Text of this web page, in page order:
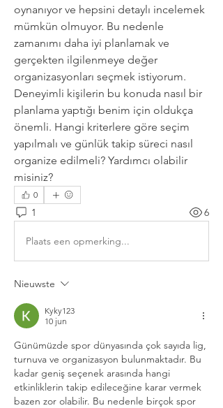
oynanıyor ve hepsini detaylı incelemek
mümkün olmuyor. Bu nedenle
zamanımı daha iyi planlamak ve
gerçekten ilgilenmeye değer
organizasyonları seçmek istiyorum.
Deneyimli kişilerin bu konuda nasıl bir
planlama yaptığı benim için oldukça
önemli. Hangi kriterlere göre seçim
yapılmalı ve günlük takip süreci nasıl
organize edilmeli? Yardımcı olabilir
misiniz?
0
1 6
Plaats een opmerking...
Nieuwste
Kyky123
10 jun
Günümüzde spor dünyasında çok sayıda lig,
turnuva ve organizasyon bulunmaktadır. Bu
kadar geniş seçenek arasında hangi
etkinliklerin takip edileceğine karar vermek
bazen zor olabilir. Bu nedenle birçok spor